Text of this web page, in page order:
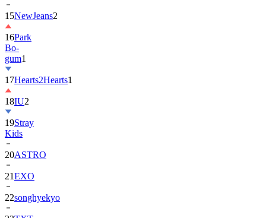
16Park
Bo-
gum1
17Hearts2Hearts
18IU2
19Stray
Kids
20ASTRO
21EXO
22songhyekyo
23TXT